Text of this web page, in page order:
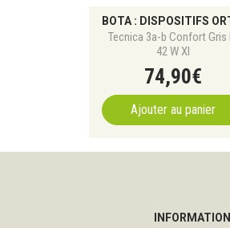
Tecnica 3a-b Confort Gris
42 W Xl
74,90€
Ajouter au panier